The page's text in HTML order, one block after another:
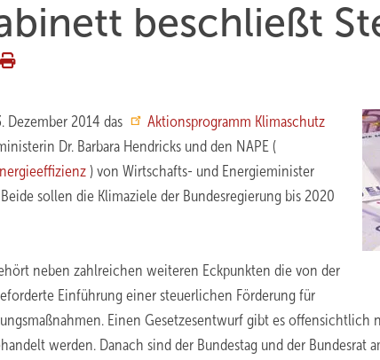
beschließt
Dezember 2014 das
Aktionsprogramm Klimaschutz
Dr. Barbara Hendricks und den NAPE (
) von Wirtschafts- und Energieminister
sollen die Klimaziele der Bundesregierung bis 2020
neben zahlreichen weiteren Eckpunkten die von der
Einführung einer steuerlichen Förderung für
Einen Gesetzesentwurf gibt es
werden. Danach sind der Bundestag und der Bundesrat